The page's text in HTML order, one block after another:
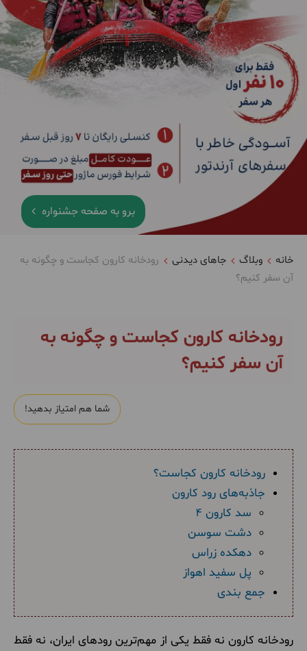
برو به صفحه جشنواره
خانه وبلاگ جاهای دیدنی
رودخانه کارون کجاست و چگونه به
آن سفر کنیم؟
رودخانه کارون کجاست و چگونه به
آن سفر کنیم؟
شما هم امتیاز بدهید!
رودخانه کارون کجاست؟
جاذبه‌های رود کارون
سد کارون ۴
دشت سوسن
دهکده زراس
پل‌ سفید اهواز
جمع بندی
رودخانه کارون نه فقط یکی از مهم‌ترین رودهای ایران، نه فقط